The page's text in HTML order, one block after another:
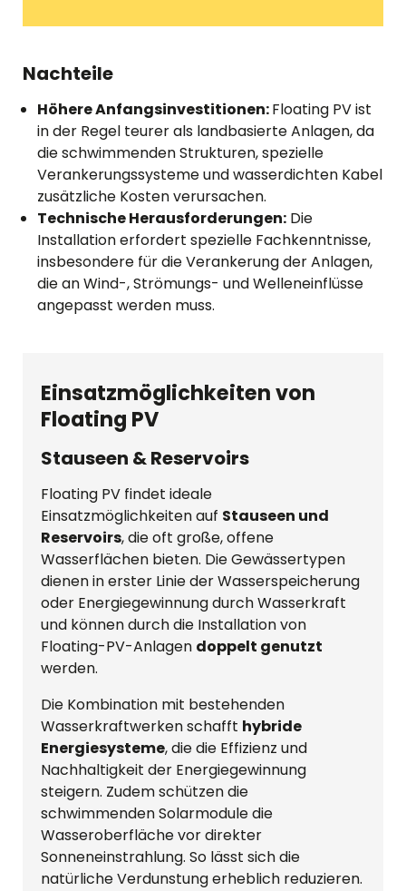
Nachteile
Höhere Anfangsinvestitionen:Floating PV ist
in der Regel teurer als landbasierte Anlagen, da
die schwimmenden Strukturen, spezielle
Verankerungssysteme und wasserdichten Kabel
zusätzliche Kosten verursachen.
Technische Herausforderungen: Die
Installation erfordert spezielle Fachkenntnisse,
insbesondere für die Verankerung der Anlagen,
die an Wind-, Strömungs- und Welleneinflüsse
angepasst werden muss.
Einsatzmöglichkeiten von
Floating PV
Stauseen & Reservoirs
Floating PV findet ideale
Einsatzmöglichkeiten auf Stauseen und
Reservoirs, die oft große, offene
Wasserflächen bieten. Die Gewässertypen
dienen in erster Linie der Wasserspeicherung
oder Energiegewinnung durch Wasserkraft
und können durch die Installation von
Floating-PV-Anlagen doppelt genutzt
werden.
Die Kombination mit bestehenden
Wasserkraftwerken schafft hybride
Energiesysteme, die die Effizienz und
Nachhaltigkeit der Energiegewinnung
steigern. Zudem schützen die
schwimmenden Solarmodule die
Wasseroberfläche vor direkter
Sonneneinstrahlung. So lässt sich die
natürliche Verdunstung erheblich reduzieren.